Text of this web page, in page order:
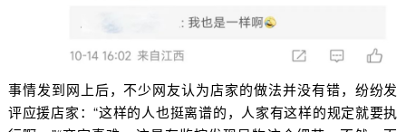
事情发到网上后，不少网友认为店家的做法并没有错，纷纷发
评应援店家：“这样的人也挺离谱的，人家有这样的规定就要执